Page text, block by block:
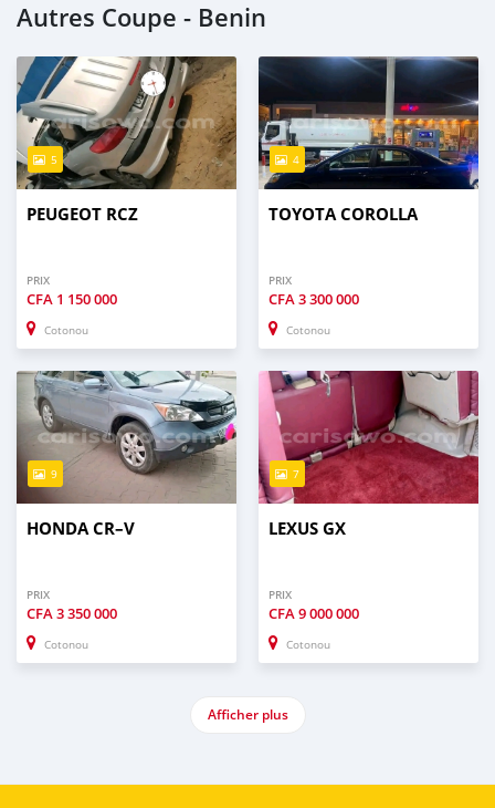
Autres Coupe - Benin
5
PEUGEOT RCZ
PRIX
CFA 1 150 000
Cotonou
4
TOYOTA COROLLA
PRIX
CFA3 300 000
Cotonou
9
HONDA CR–V
PRIX
CFA3 350 000
Cotonou
7
LEXUS GX
PRIX
CFA9 000 000
Cotonou
Afficher plus